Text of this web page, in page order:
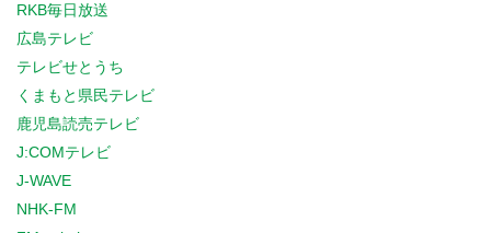
RKB毎日放送
広島テレビ
テレビせとうち
くまもと県民テレビ
鹿児島読売テレビ
J:COMテレビ
J-WAVE
NHK-FM